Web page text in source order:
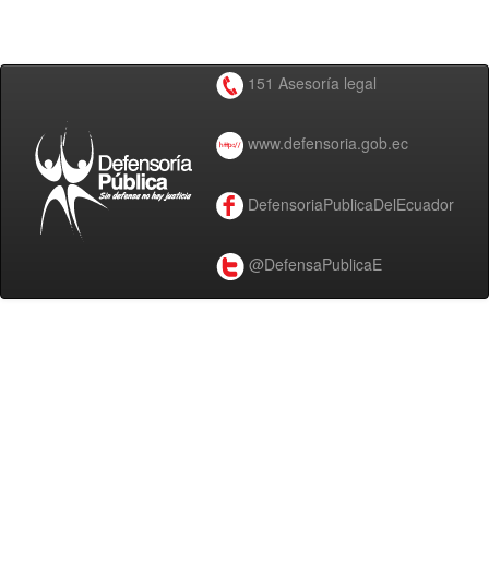
151 Asesoría legal
www.defensoria.gob.ec
DefensoriaPublicaDelEcuador
@DefensaPublicaE